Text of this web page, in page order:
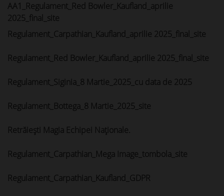
AA1_Regulament_Red Bowler_Kaufland_aprilie
2025_final_site
Regulament_Carpathian_Kaufland_aprilie 2025_final_site
Regulament_Red Bowler_Kaufland_aprilie 2025_final_site
Regulament_Siginia_8 Martie_2025_cu data de 2025
Regulament_Bottega_8 Martie_2025_site
Retrăiești Magia Echipei Naționale.
Regulament_Carpathian_Mega Image_tombola_site
Regulament_Carpathian_Kaufland_GDPR